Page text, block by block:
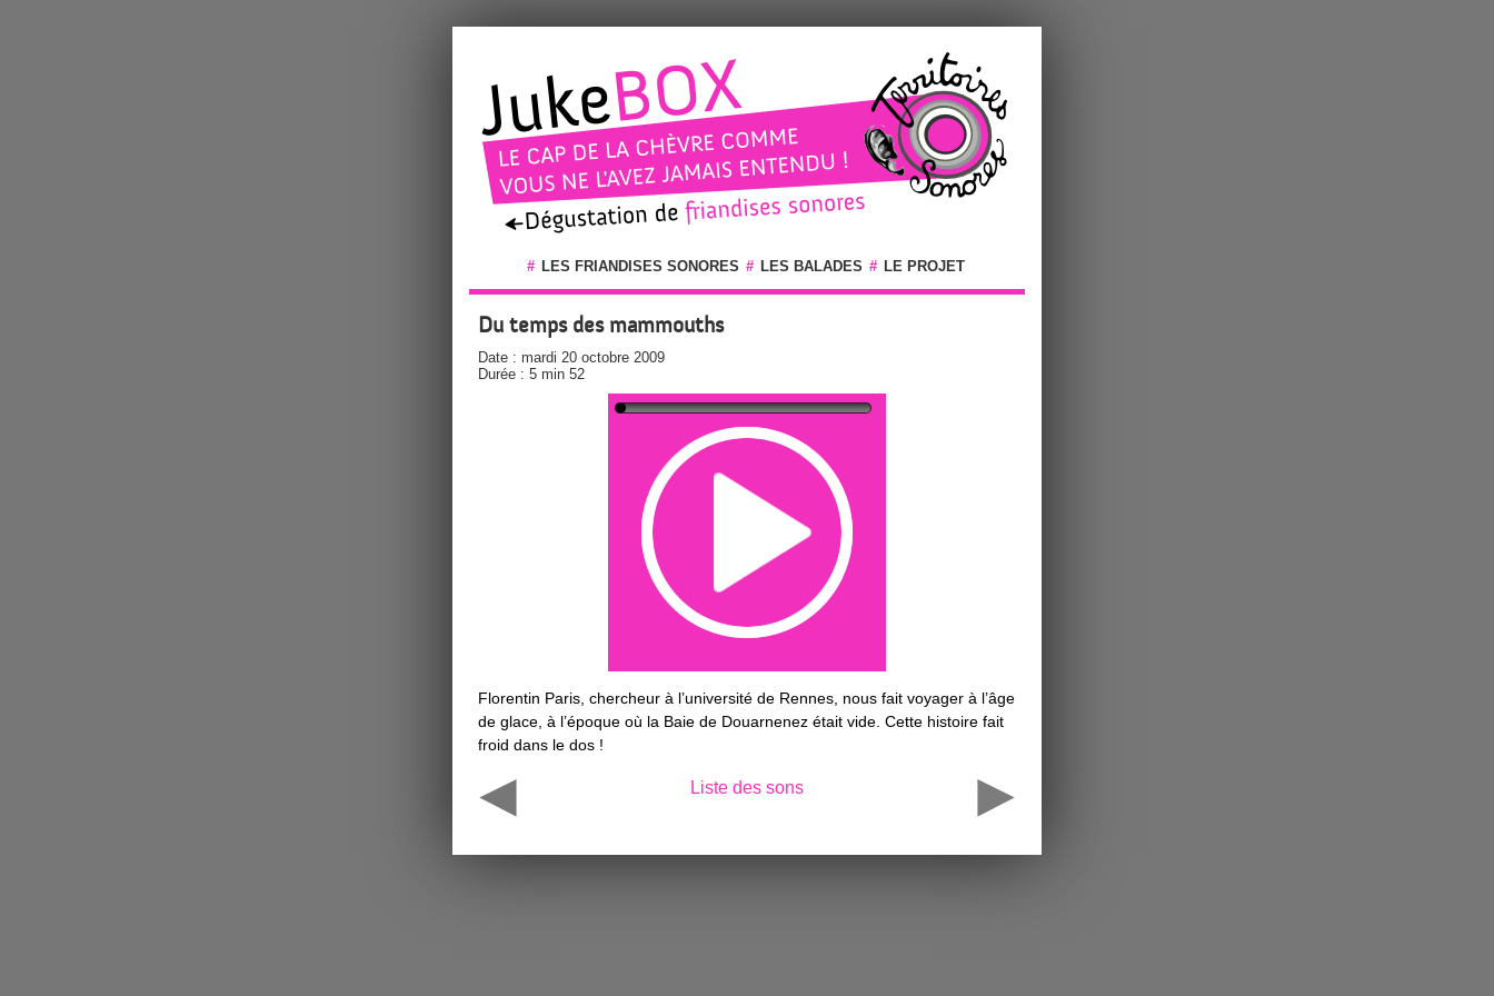
# LES FRIANDISES SONORES # LES BALADES # LE PROJET
Du temps des mammouths
Date : mardi 20 octobre 2009
Durée : 5 min 52
00:00
Florentin Paris, chercheur à l’université de Rennes, nous fait voyager à l’âge
de glace, à l’époque où la Baie de Douarnenez était vide. Cette histoire fait
froid dans le dos !
Liste des sons